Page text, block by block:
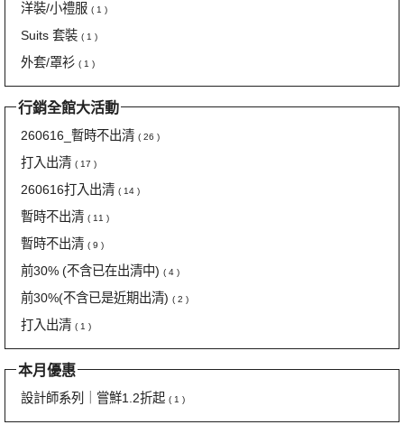
洋裝/小禮服 ( 1 )
Suits 套裝 ( 1 )
外套/罩衫 ( 1 )
行銷全館大活動
260616_暫時不出清 ( 26 )
打入出清 ( 17 )
260616打入出清 ( 14 )
暫時不出清 ( 11 )
暫時不出清 ( 9 )
前30% (不含已在出清中) ( 4 )
前30%(不含已是近期出清) ( 2 )
打入出清 ( 1 )
本月優惠
設計師系列｜嘗鮮1.2折起 ( 1 )